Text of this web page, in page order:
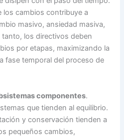
los cambios contribuye a
masivo, ansiedad masiva,
tanto, los directivos deben
por etapas, maximizando la
fase temporal del proceso de
componentes.
que tienden al equilibrio.
y conservación tienden a
pequeños cambios,